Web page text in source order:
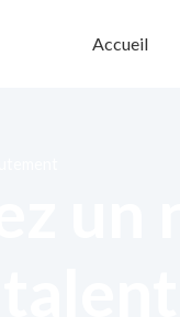
Accueil